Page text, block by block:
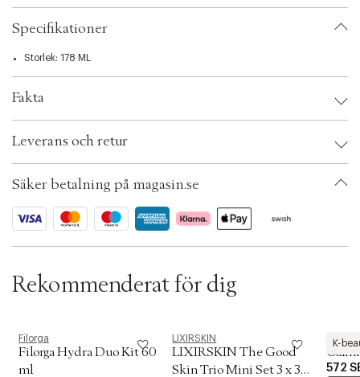
i
a
t
n
.
e
l
c
t
o
n
Specifikationer
Storlek: 178 ML
Fakta
EAN: 858991004145
ID: AATO54-0008
Leverans och retur
Säker betalning på magasin.se
Rekommenderat för dig
Filorga
Filorga Hydra Duo Kit 60
ml
LIXIRSKIN
LIXIRSKIN The Good
Skin Trio Mini Set 3 x 30
K-
572